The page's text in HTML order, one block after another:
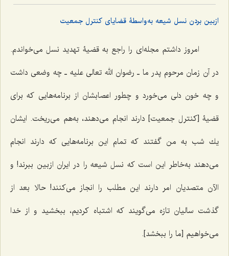
ازبین بردن نسل شیعه به‌واسطۀ قضایای کنترل جمعیت
امروز داشتم مجله‌اى را راجع به قضیۀ تهدید نسل مى‌خواندم.
در آن زمان مرحوم پدر ما ـ ‌رضوان الله تعالی علیه‌ ـ چه وضعى داشت
و چه خون دلى مى‌خورد و چطور اعصابشان از برنامه‌هایى كه براى
قضیۀ [كنترل جمعیت] دارند انجام مى‌دهند، به‌هم مى‌ریخت. ایشان
یك شب به من گفتند که تمام این برنامه‌هایى كه دارند انجام‌
مى‌دهند به‌خاطر این است كه نسل شیعه را در ایران ازبین ببرند! و
الآن متصدیان امر دارند این مطلب را انجاز مى‌كنند! حالا بعد از
گذشت سالیان تازه مى‌گویند که اشتباه كردیم، ببخشید و از خدا
مى‌خواهیم [ما را ببخشد].